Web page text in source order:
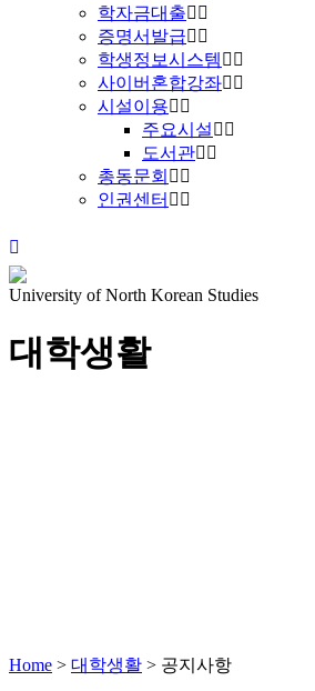
학자금대출
증명서발급
학생정보시스템
사이버혼합강좌
시설이용
주요시설
도서관
총동문회
인권센터
University of North Korean Studies
대학생활
Home > 대학생활 > 공지사항